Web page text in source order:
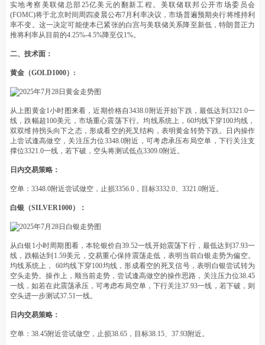
实地考察美联储总部25亿美元的翻新工程。美联储联邦公开市场委员会
(FOMC)将于北京时间周四凌晨公布7月利率决议，市场普遍预期央行将维持利
率不变。这一决定可能使本已紧张的白宫与美联储关系降至新低，特朗普正力
推将利率从目前的4.25%-4.5%降至仅1%。
二、技术面：
黄金（GOLD1000）:
从上图黄金1小时图来看，近期价格自3438.0附近开始下跌，最低达到3321.0一
线，跌幅超100美元，市场重心震荡下行。均线系统上，60均线下穿100均线，
双双维持拐头向下之态，形成看空的死叉结构，表明黄金转势下跌。日内操作
上尝试逢高做空，关注压力位3348.0附近，可考虑承压布局空单，下行关注支
撑位3321.0一线，若下破，空头将测试低点3309.0附近。
日内交易策略：
空单：3348.0附近尝试做空，止损3356.0，目标3332.0、3321.0附近。
白银（SILVER1000）：
从白银1小时周期图看，本轮银价自39.52一线开始震荡下行，最低达到37.93一
线，跌幅达到1.59美元，交易重心保持震荡走低，表明当前白银走势为偏空。
均线系统上， 60均线下穿100均线，形成看空的死叉信号，表明白银尝试转为
空头走势。操作上，顺当前走势，尝试逢高做空的操作思路，关注压力位38.45
一线，如若在此震荡承压，可考虑布局空单，下行关注37.93一线，若下破，则
空头进一步测试37.51一线。
日内交易策略：
空单：38.45附近尝试做空，止损38.65，目标38.15、37.93附近。